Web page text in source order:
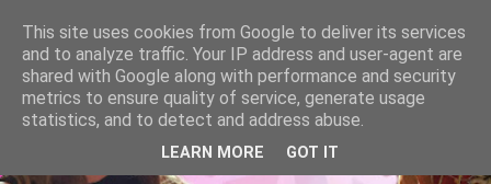
This site uses cookies from Google to deliver its services
and to analyze traffic. Your IP address and user-agent are
shared with Google along with performance and security
metrics to ensure quality of service, generate usage
statistics, and to detect and address abuse.
LEARN MORE GOT IT